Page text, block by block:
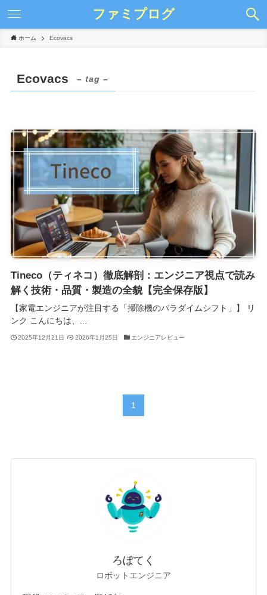
ファミプログ
ホーム Ecovacs
Ecovacs – tag –
Tineco（ティネコ）徹底解剖：エンジニア視点で読み
解く技術・品質・製造の全貌【完全保存版】
【家電エンジニアが注目する「掃除機のパラダイムシフト」】 リ
ンク こんにちは、...
2025年12月21日 2026年1月25日 エンジニアレビュー
1
ろぼてく
ロボットエンジニア